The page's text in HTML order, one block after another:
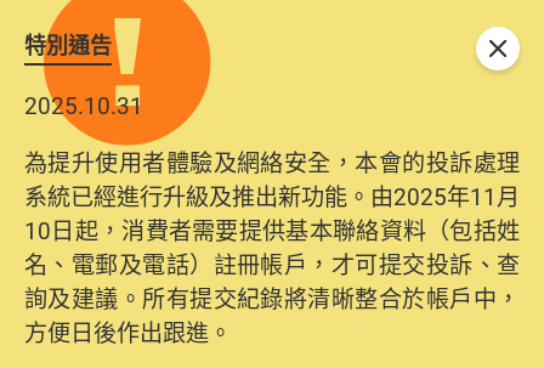
特別通告
2025.10.31
為提升使用者體驗及網絡安全，本會的投訴處理
系統已經進行升級及推出新功能。由2025年11月
10日起，消費者需要提供基本聯絡資料（包括姓
名、電郵及電話）註冊帳戶，才可提交投訴、查
詢及建議。所有提交紀錄將清晰整合於帳戶中，
方便日後作出跟進。
關閉